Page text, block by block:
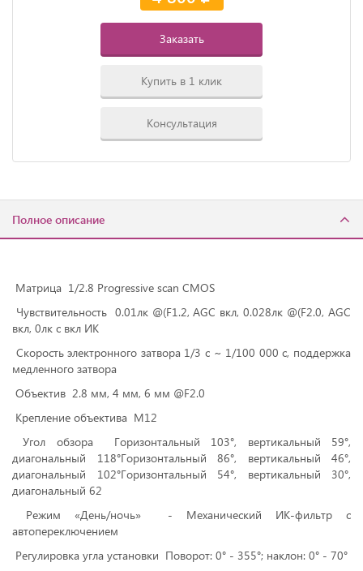
Заказать
Купить в 1 клик
Консультация
Полное описание
Матрица 1/2.8 Progressive scan CMOS
Чувствительность 0.01лк @(F1.2, AGC вкл, 0.028лк @(F2.0, AGC
вкл, 0лк с вкл ИК
Скорость электронного затвора 1/3 с ~ 1/100 000 с, поддержка
медленного затвора
Объектив 2.8 мм, 4 мм, 6 мм @F2.0
Крепление объектива М12
Угол обзора Горизонтальный 103°, вертикальный 59°,
диагональный 118°Горизонтальный 86°, вертикальный 46°,
диагональный 102°Горизонтальный 54°, вертикальный 30°,
диагональный 62
Режим «День/ночь» - Механический ИК-фильтр с
автопереключением
Регулировка угла установки Поворот: 0° - 355°; наклон: 0° - 70°